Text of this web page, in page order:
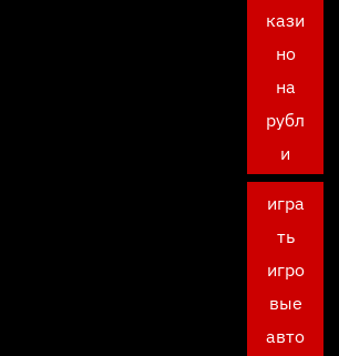
кази
но
на
рубл
и
игра
ть
игро
вые
авто